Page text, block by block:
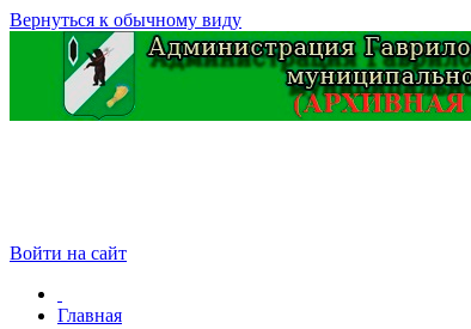
Вернуться к обычному виду
Войти на сайт
Главная